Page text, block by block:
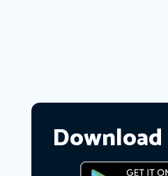
Download